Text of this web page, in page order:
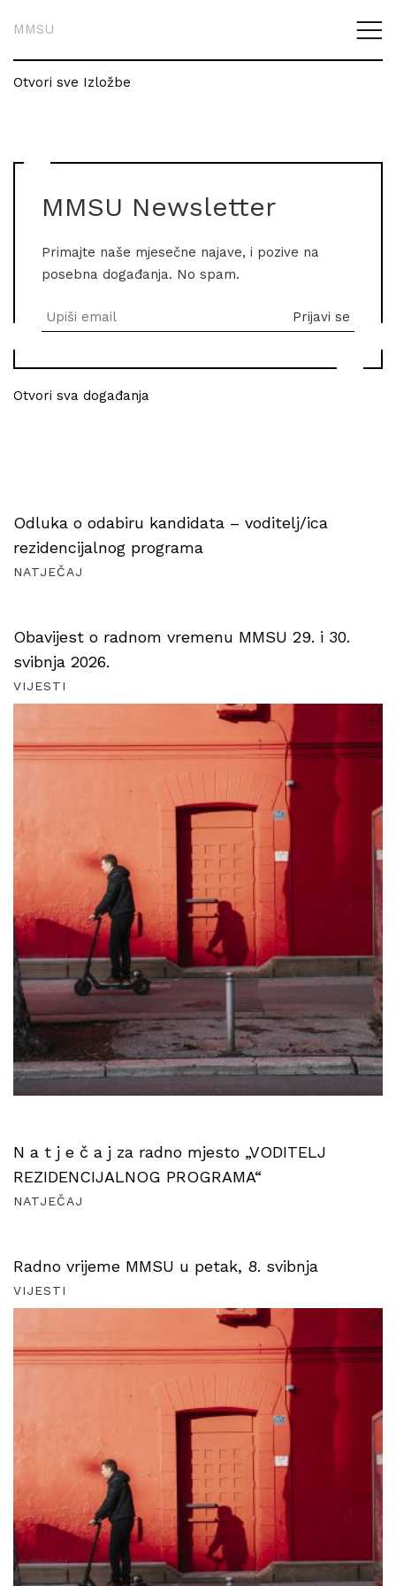
MMSU
Otvori sve Izložbe
MMSU Newsletter
Primajte naše mjesečne najave, i pozive na
posebna događanja. No spam.
Otvori sva događanja
Odluka o odabiru kandidata – voditelj/ica
rezidencijalnog programa
NATJEČAJ
Obavijest o radnom vremenu MMSU 29. i 30.
svibnja 2026.
VIJESTI
N a t j e č a j za radno mjesto „VODITELJ
REZIDENCIJALNOG PROGRAMA“
NATJEČAJ
Radno vrijeme MMSU u petak, 8. svibnja
VIJESTI